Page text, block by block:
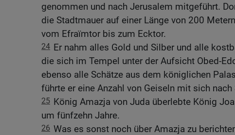
genommen und nach Jerusalem mitgeführt.
die Stadtmauer auf einer Länge von 200
vom Efraïmtor bis zum Ecktor.
24 Er nahm alles Gold und Silber und alle
die sich im Tempel unter der Aufsicht Obed-
ebenso alle Schätze aus dem königlichen
führte er eine Anzahl von Geiseln mit sich nach
25 König Amazja von Juda überlebte König
um fünfzehn Jahre.
26 Was es sonst noch über Amazja zu